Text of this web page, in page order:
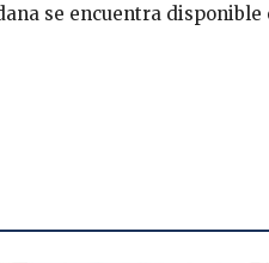
se encuentra disponible